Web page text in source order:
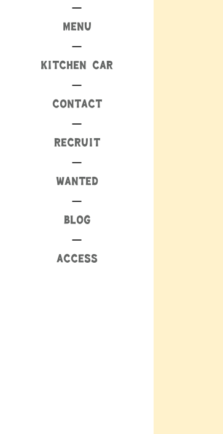
MENU
KITCHEN CAR
CONTACT
RECRUIT
WANTED
BLOG
ACCESS